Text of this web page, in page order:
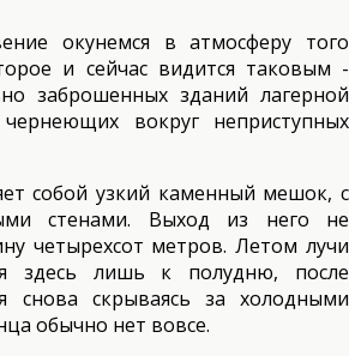
окунемся в атмосферу того
и сейчас видится таковым -
заброшенных зданий лагерной
вокруг неприступных
собой узкий каменный мешок, с
стенами. Выход из него не
четырехсот метров. Летом лучи
здесь лишь к полудню, после
снова скрываясь за холодными
обычно нет вовсе.